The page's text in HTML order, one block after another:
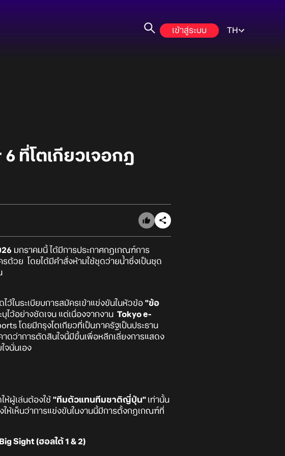
เข้าสู่ระบบ TH
ที่โตเกียวเจอกฎ
มกราคมนี้ ได้มีการประกาศกฎเกณฑ์การ
ด้วย โดยได้มีคำสั่งห้ามใช้ชุดว่ายน้ำซึ่งเป็นชุด
ไว้ในระเบียบการสมัครเข้าแข่งขันในหัวข้อ "ข้อ
ไว้อย่างชัดเจน แต่เนื่องจากงาน Tokyo e-
โดยมีกรุงโตเกียวที่เป็นภาครัฐเป็นประธาน
าดว่าการตัดสินใจนี้มีขึ้นเพื่อหลีกเลี่ยงการแสดง
จนั่นเอง
ห้ผู้เล่นต้องใช้ "ทีมตัวแทนทีมชาติญี่ปุ่น" เท่านั้น
ให้เห็นว่าการแข่งขันในงานนี้มีการตั้งกฎเกณฑ์ที่
Sight (ฮอลใต้ 1 & 2)